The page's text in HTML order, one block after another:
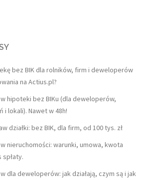
bez BIK dla rolników, firm i deweloperów
na Actius.pl?
hipoteki bez BIKu (dla deweloperów,
i lokali). Nawet w 48h!
działki: bez BIK, dla firm, od 100 tys. zł
nieruchomości: warunki, umowa, kwota
spłaty.
dla deweloperów: jak działają, czym są i jak